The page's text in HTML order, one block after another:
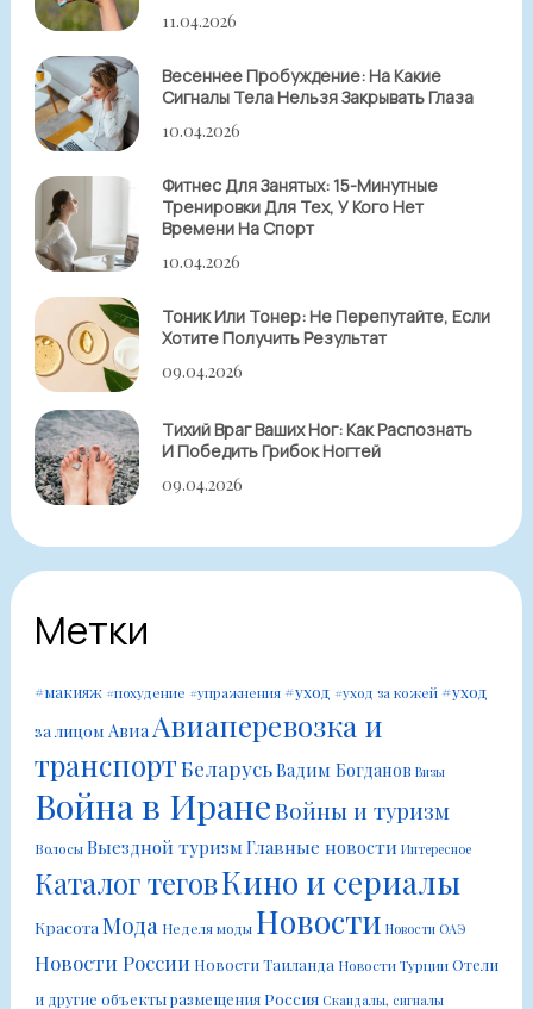
11.04.2026
Весеннее Пробуждение: На Какие
Сигналы Тела Нельзя Закрывать Глаза
10.04.2026
Фитнес Для Занятых: 15-Минутные
Тренировки Для Тех, У Кого Нет
Времени На Спорт
10.04.2026
Тоник Или Тонер: Не Перепутайте, Если
Хотите Получить Результат
09.04.2026
Тихий Враг Ваших Ног: Как Распознать
И Победить Грибок Ногтей
09.04.2026
Метки
#макияж #похудение #упражнения #уход #уход за кожей #уход
за лицом Авиа Авиаперевозка и
транспортБеларусьВадим Богданов Визы
Война в ИранеВойны и туризм
ВолосыВыездной туризмГлавные новости Интересное
Каталог теговКино и сериалы
Красота Мода Неделя моды Новости Новости ОАЭ
Новости России Новости Таиланда Новости ТурцииОтели
и другие объекты размещенияРоссия Скандалы, сигналы